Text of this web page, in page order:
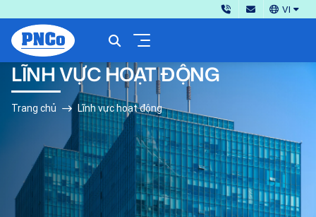
VI
LĨNH VỰC HOẠT ĐỘNG
Trang chủ Lĩnh vực hoạt động